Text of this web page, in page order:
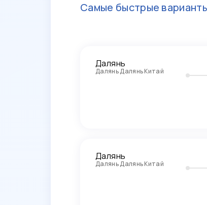
Самые быстрые
Далянь
Далянь Далянь Китай
Далянь
Далянь Далянь Китай